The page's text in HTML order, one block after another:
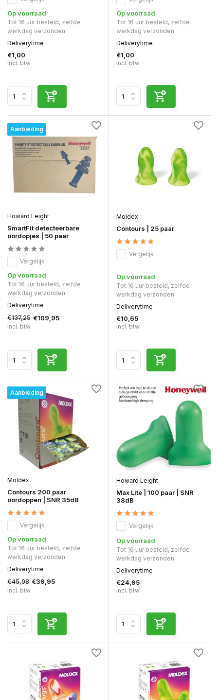
Op voorraad
Tot 16 uur besteld, zelfde
werkdag verzonden
Deliverytime
€1,00
Incl. btw
Op voorraad
Tot 16 uur besteld, zelfde
werkdag verzonden
Deliverytime
€1,00
Incl. btw
Aanbieding
Howard Leight
SmartFit detecteerbare
oordopjes | 50 paar
Vergelijk
Op voorraad
Tot 16 uur besteld, zelfde
werkdag verzonden
Deliverytime
€137,25 €109,95
Incl. btw
Moldex
Contours | 25 paar
Vergelijk
Op voorraad
Tot 16 uur besteld, zelfde
werkdag verzonden
Deliverytime
€10,65
Incl. btw
Aanbieding
Moldex
Contours 200 paar
oordoppen | SNR 35dB
Vergelijk
Op voorraad
Tot 16 uur besteld, zelfde
werkdag verzonden
Deliverytime
€45,98 €39,95
Incl. btw
Howard Leight
Max Lite | 100 paar | SNR
38dB
Vergelijk
Op voorraad
Tot 16 uur besteld, zelfde
werkdag verzonden
Deliverytime
€24,95
Incl. btw